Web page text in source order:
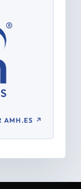
AMH.ES ↗